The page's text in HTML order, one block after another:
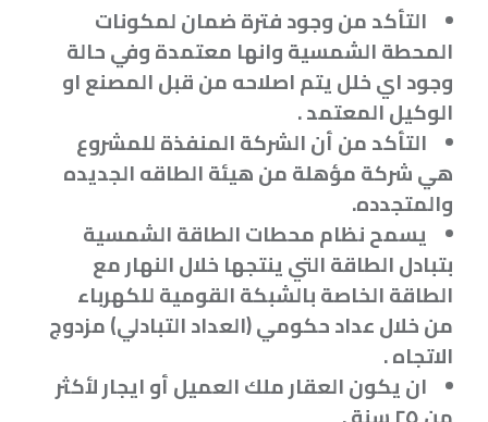
التأكد من وجود فترة ضمان لمكونات
المحطة الشمسية وانها معتمدة وفي حالة
وجود اي خلل يتم اصلاحه من قبل المصنع او
الوكيل المعتمد.
التأكد من أن الشركة المنفذة للمشروع
هي شركة مؤهلة من هيئة الطاقه الجديده
والمتجدده.
يسمح نظام محطات الطاقة الشمسية
بتبادل الطاقة التي ينتجها خلال النهار مع
الطاقة الخاصة بالشبكة القومية للكهرباء
من خلال عداد حكومي (العداد التبادلي) مزدوج
الاتجاه.
ان يكون العقار ملك العميل أو ايجار لأكثر